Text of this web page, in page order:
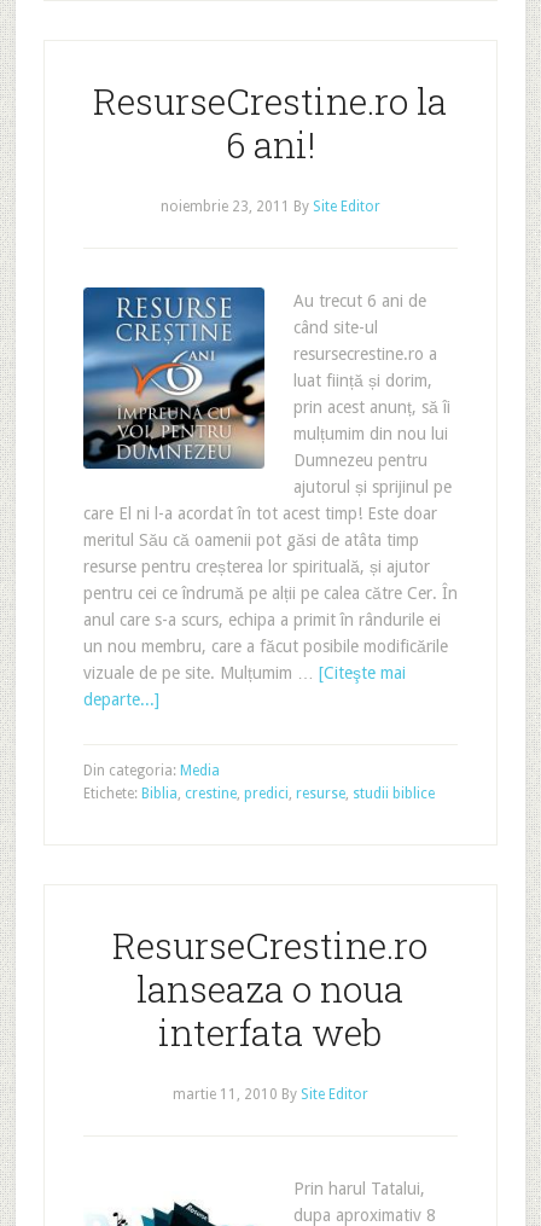
ResurseCrestine.ro la
6 ani!
noiembrie 23, 2011 By Site Editor
Au trecut 6 ani de
când site-ul
resursecrestine.ro a
luat ființă și dorim,
prin acest anunț, să îi
mulțumim din nou lui
Dumnezeu pentru
ajutorul și sprijinul pe
care El ni l-a acordat în tot acest timp! Este doar
meritul Său că oamenii pot găsi de atâta timp
resurse pentru creșterea lor spirituală, și ajutor
pentru cei ce îndrumă pe alții pe calea către Cer. În
anul care s-a scurs, echipa a primit în rândurile ei
un nou membru, care a făcut posibile modificările
vizuale de pe site. Mulțumim … [Citeşte mai
departe...]
Din categoria: Media
Etichete: Biblia, crestine, predici, resurse, studii biblice
ResurseCrestine.ro
lanseaza o noua
interfata web
martie 11, 2010 By Site Editor
Prin harul Tatalui,
dupa aproximativ 8